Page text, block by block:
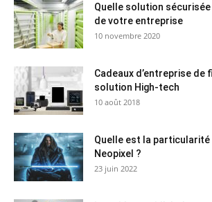
Quelle solution
de votre entreprise
10 novembre 2020
Cadeaux d’entreprise de
solution High-tech
10 août 2018
Quelle est la particularité
Neopixel ?
23 juin 2022